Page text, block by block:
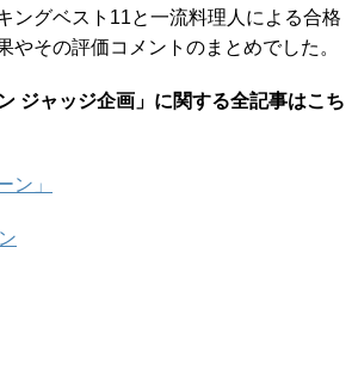
ングベスト11と一流料理人による合格
やその評価コメントのまとめでした。
ジャッジ企画」に関する全記事はこち
ン」